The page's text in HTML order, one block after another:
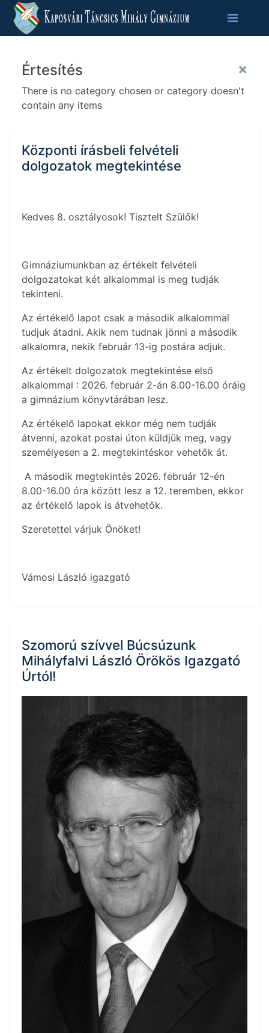
×
Értesítés
There is no category chosen or category doesn't
contain any items
Központi írásbeli felvételi
dolgozatok megtekintése
Kedves 8. osztályosok! Tisztelt Szülők!
Gimnáziumunkban az értékelt felvételi
dolgozatokat két alkalommal is meg tudják
tekinteni.
Az értékelő lapot csak a második alkalommal
tudjuk átadni. Akik nem tudnak jönni a második
alkalomra, nekik február 13-ig postára adjuk.
Az értékelt dolgozatok megtekintése első
alkalommal : 2026. február 2-án 8.00-16.00 óráig
a gimnázium könyvtárában lesz.
Az értékelő lapokat ekkor még nem tudják
átvenni, azokat postai úton küldjük meg, vagy
személyesen a 2. megtekintéskor vehetők át.
A második megtekintés 2026. február 12-én
8.00-16.00 óra között lesz a 12. teremben, ekkor
az értékelő lapok is átvehetők.
Szeretettel várjuk Önöket!
Vámosi László igazgató
Szomorú szívvel Búcsúzunk
Mihályfalvi László Örökös Igazgató
Úrtól!